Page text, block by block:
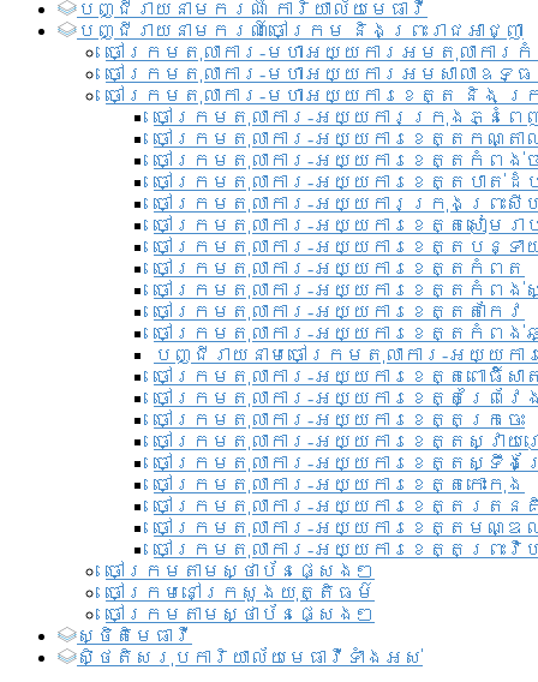
បញ្ជី​រាយ​នាមករណ៍ ការិយាល័យ​មេធាវី​
បញ្ជី​រាយ​នាមករណ៍​ចៅក្រម និងព្រះរាជអាជ្ញា
ចៅក្រមតុលាការ-មហាអយ្យការអមតុលាការ
ចៅក្រមតុលាការ-មហាអយ្យការអមសាលាឧទ្
ចៅក្រមតុលាការ-មហាអយ្យការខេត្ត និង ក្
ចៅក្រមតុលាការ-អយ្យការក្រុងភ្នំពេ
ចៅក្រមតុលាការ-អយ្យការខេត្តកណ្តា
ចៅក្រមតុលាការ-អយ្យការខេត្តកំពង់ច
ចៅក្រមតុលាការ-អយ្យការខេត្តបាត់ដំ
ចៅក្រមតុលាការ-អយ្យការ​ក្រុងព្រះសី
ចៅក្រមតុលាការ-អយ្យការខេត្តសៀមរា
ចៅក្រមតុលាការ-អយ្យការខេត្តបន្ទា
ចៅក្រមតុលាការ-អយ្យការខេត្តកំពត
ចៅក្រមតុលាការ-អយ្យការខេត្តកំពង់
ចៅក្រមតុលាការ-អយ្យការខេត្តតាកែវ
ចៅក្រមតុលាការ-អយ្យការខេត្តកំពង់
បញ្ជីរាយនាមចៅក្រមតុលាការ-អយ្យក
ចៅក្រមតុលាការ-អយ្យការខេត្តពោធិ៍សា
ចៅក្រមតុលាការ-អយ្យការខេត្តព្រៃវែ
ចៅក្រមតុលាការ-អយ្យការខេត្តក្រចេះ
ចៅក្រមតុលាការ-អយ្យការខេត្តស្វាយ
ចៅក្រមតុលាការ-អយ្យការខេត្តស្ទឹង
ចៅក្រមតុលាការ-អយ្យការខេត្តកោះកុង
ចៅក្រមតុលាការ-អយ្យការខេត្តរតន
ចៅក្រមតុលាការ-អយ្យការខេត្តមណ្
ចៅក្រមតុលាការ-អយ្យការខេត្តព្រះវិហ
ចៅក្រមតាមស្ថាប័នផ្សេងៗ
ចៅក្រមនៅក្រសួងយុត្តិធម៌
ចៅក្រមតាមស្ថាប័នផ្សេងៗ
ស្ថិតិមេធាវី
សិ្ថតិសរុបការិយាល័យមេធាវីទាំងអស់​